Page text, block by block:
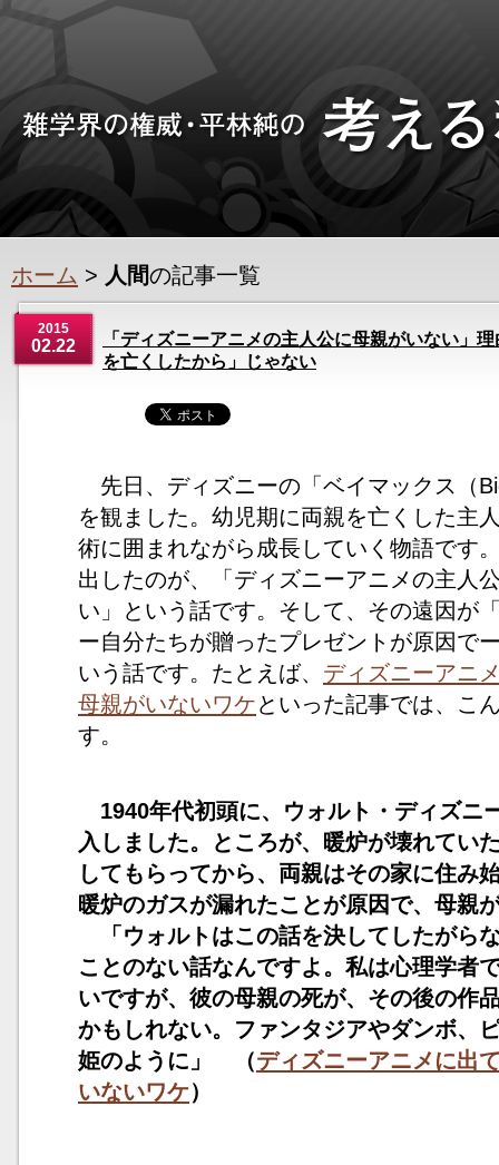
ホーム > 人間の記事一覧
2015
02.22
「ディズニーアニメの主人公に母親がいない」
を亡くしたから」じゃない
先日、ディズニーの「ベイマックス（
を観ました。幼児期に両親を亡くした主
術に囲まれながら成長していく物語です
出したのが、「ディズニーアニメの主人
い」という話です。そして、その遠因が
ー自分たちが贈ったプレゼントが原因で
いう話です。たとえば、 ディズニーアニ
母親がいないワケといった記事では、こ
す。
1940年代初頭に、ウォルト・ディズニ
入しました。ところが、暖炉が壊れてい
してもらってから、両親はその家に住み
暖炉のガスが漏れたことが原因で、母親
「ウォルトはこの話を決してしたがら
ことのない話なんですよ。私は心理学者
いですが、彼の母親の死が、その後の作
かもしれない。ファンタジアやダンボ、
姫のように」 （ディズニーアニメに出
いないワケ）